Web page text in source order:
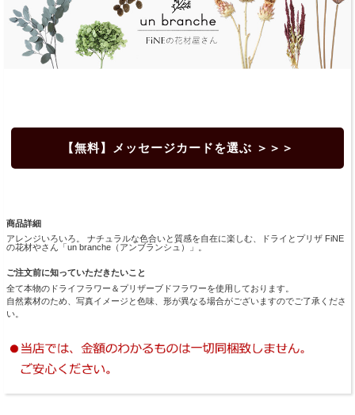
【無料】メッセージカードを選ぶ ＞＞＞
商品詳細
アレンジいろいろ。 ナチュラルな色合いと質感を自在に楽しむ、ドライとプリザ FiNE
の花材やさん「un branche（アンブランシュ）」。
ご注文前に知っていただきたいこと
全て本物のドライフラワー＆プリザーブドフラワーを使用しております。
自然素材のため、写真イメージと色味、形が異なる場合がございますのでご了承くださ
い。